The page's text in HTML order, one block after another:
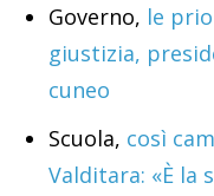
Governo, le
giustizia,
cuneo
Scuola, così
Valditara: «È la